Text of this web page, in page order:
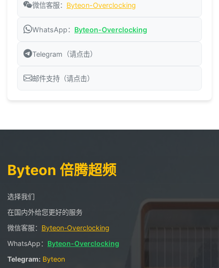
微信客服： Byteon-Overclocking
WhatsApp： Byteon-Overclocking
Telegram（请点击）
邮件支持（请点击）
Byteon 倍腾超频
选择我们
在国内外给您更好的服务
微信客服： Byteon-Overclocking
WhatsApp： Byteon-Overclocking
Telegram: Byteon